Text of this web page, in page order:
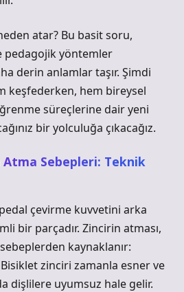
atar? Bu basit soru,
pedagojik yöntemler
derin anlamlar taşır. Şimdi
keşfederken, hem bireysel
süreçlerine dair yeni
bir yolculuğa çıkacağız.
Sebepleri: Teknik
çevirme kuvvetini arka
bir parçadır. Zincirin atması,
kaynaklanır:
Bisiklet zinciri zamanla esner ve
dişlilere uyumsuz hale gelir.